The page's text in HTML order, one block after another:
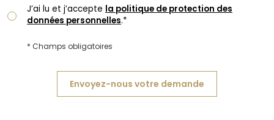
J’ai lu et j’accepte la politique de protection des
données personnelles.*
* Champs obligatoires
Envoyez-nous votre demande